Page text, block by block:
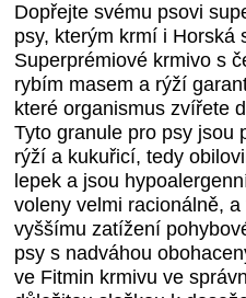
Dopřejte svému psovi
psy, kterým krmí i Horská
Superprémiové krmivo s
rybím masem a rýží
které organismus zvířete
Tyto granule pro psy jsou
rýží a kukuřicí, tedy
lepek a jsou
voleny velmi racionálně,
vyššímu zatížení
psy s nadváhou
ve Fitmin krmivu ve